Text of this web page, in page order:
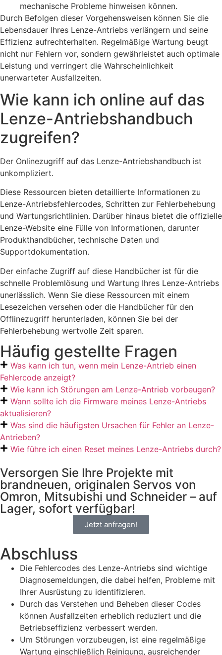
mechanische Probleme hinweisen können.
Durch Befolgen dieser Vorgehensweisen können Sie die
Lebensdauer Ihres Lenze-Antriebs verlängern und seine
Effizienz aufrechterhalten. Regelmäßige Wartung beugt
nicht nur Fehlern vor, sondern gewährleistet auch optimale
Leistung und verringert die Wahrscheinlichkeit
unerwarteter Ausfallzeiten.
Wie kann ich online auf das
Lenze-Antriebshandbuch
zugreifen?
Der Onlinezugriff auf das Lenze-Antriebshandbuch ist
unkompliziert.
Diese Ressourcen bieten detaillierte Informationen zu
Lenze-Antriebsfehlercodes, Schritten zur Fehlerbehebung
und Wartungsrichtlinien. Darüber hinaus bietet die offizielle
Lenze-Website eine Fülle von Informationen, darunter
Produkthandbücher, technische Daten und
Supportdokumentation.
Der einfache Zugriff auf diese Handbücher ist für die
schnelle Problemlösung und Wartung Ihres Lenze-Antriebs
unerlässlich. Wenn Sie diese Ressourcen mit einem
Lesezeichen versehen oder die Handbücher für den
Offlinezugriff herunterladen, können Sie bei der
Fehlerbehebung wertvolle Zeit sparen.
Häufig gestellte Fragen
Was kann ich tun, wenn mein Lenze-Antrieb einen
Fehlercode anzeigt?
Wie kann ich Störungen am Lenze-Antrieb vorbeugen?
Wann sollte ich die Firmware meines Lenze-Antriebs
aktualisieren?
Was sind die häufigsten Ursachen für Fehler an Lenze-
Antrieben?
Wie führe ich einen Reset meines Lenze-Antriebs durch?
Versorgen Sie Ihre Projekte mit
brandneuen, originalen Servos von
Omron, Mitsubishi und Schneider – auf
Lager, sofort verfügbar!
Jetzt anfragen!
Abschluss
Die Fehlercodes des Lenze-Antriebs sind wichtige
Diagnosemeldungen, die dabei helfen, Probleme mit
Ihrer Ausrüstung zu identifizieren.
Durch das Verstehen und Beheben dieser Codes
können Ausfallzeiten erheblich reduziert und die
Betriebseffizienz verbessert werden.
Um Störungen vorzubeugen, ist eine regelmäßige
Wartung einschließlich Reinigung, ausreichender